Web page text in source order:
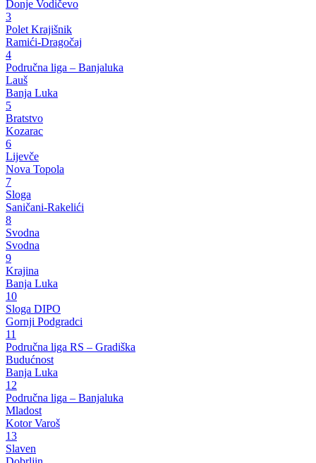
Donje Vodičevo
3
Polet Krajišnik
Ramići-Dragočaj
4
Područna liga – Banjaluka
Lauš
Banja Luka
5
Bratstvo
Kozarac
6
Lijevče
Nova Topola
7
Sloga
Saničani-Rakelići
8
Svodna
Svodna
9
Krajina
Banja Luka
10
Sloga DIPO
Gornji Podgradci
11
Područna liga RS – Gradiška
Budućnost
Banja Luka
12
Područna liga – Banjaluka
Mladost
Kotor Varoš
13
Slaven